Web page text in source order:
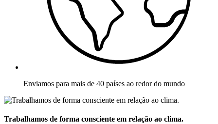
Enviamos para mais de 40 países ao redor do mundo
Trabalhamos de forma consciente em relação ao clima.